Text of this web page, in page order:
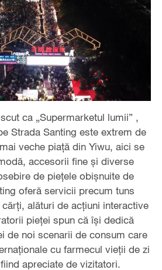
ca „Supermarketul lumii” ,
Strada Santing este extrem de
veche piață din Yiwu, aici se
accesorii fine și diverse
de piețele obișnuite de
oferă servicii precum tuns
alături de acțiuni interactive
pieței spun că își dedică
de noi scenarii de consum care
cu farmecul vieții de zi
apreciate de vizitatori.